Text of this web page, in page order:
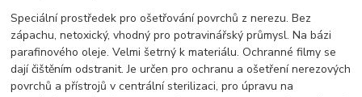
Speciální prostředek pro ošetřování povrchů z nerezu. Bez
zápachu, netoxický, vhodný pro potravinářský průmysl. Na bázi
parafinového oleje. Velmi šetrný k materiálu. Ochranné filmy se
dají čištěním odstranit. Je určen pro ochranu a ošetření nerezových
povrchů a přístrojů v centrální sterilizaci, pro úpravu na